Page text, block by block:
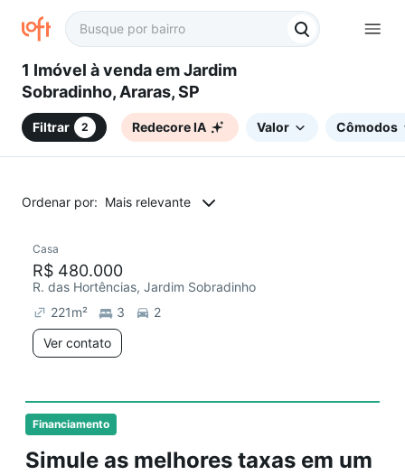
1 Imóvel à venda em Jardim
Sobradinho, Araras, SP
Filtrar 2 Redecore IA Valor Cômodos
Ordenar por: Mais relevante
Financiamento
Simule as melhores taxas em um
Chegou este mês
Casa
R$ 480.000
R. das Hortências, Jardim Sobradinho
221m² 3
2
Ver contato